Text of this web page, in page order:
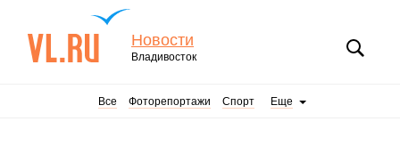
Новости
Владивосток
Все Фоторепортажи Спорт Еще